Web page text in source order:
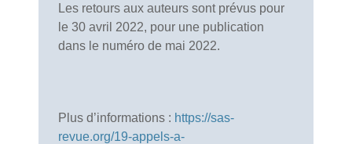
Les retours aux auteurs sont prévus pour
le 30 avril 2022, pour une publication
dans le numéro de mai 2022.
Plus d’informations : https://sas-
revue.org/19-appels-a-